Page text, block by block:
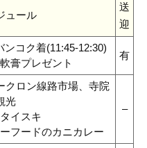
ュール
送
迎
コク着(11:45-12:30)
膏プレゼント
有
クロン線路市場、寺院
光
イスキ
フードのカニカレー
–